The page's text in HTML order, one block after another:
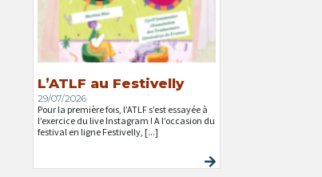
L’ATLF au Festivelly
29/07/2026
Pour la première fois, l’ATLF s’est essayée à
l’exercice du live Instagram ! A l’occasion du
festival en ligne Festivelly, [...]